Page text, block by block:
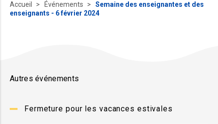
Autres événements
Fermeture pour les vacances estivales
Accueil Événements
Semaine des enseignantes et des
enseignants - 6 février 2024